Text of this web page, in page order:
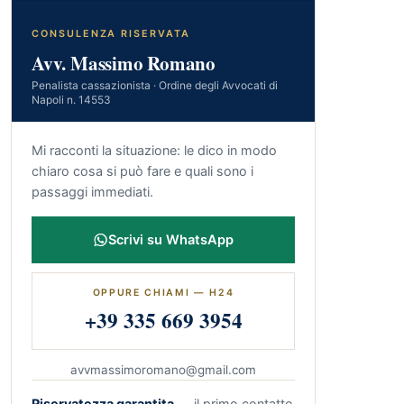
CONSULENZA RISERVATA
Avv. Massimo Romano
Penalista cassazionista · Ordine degli Avvocati di
Napoli n. 14553
Mi racconti la situazione: le dico in modo
chiaro cosa si può fare e quali sono i
passaggi immediati.
Scrivi su WhatsApp
OPPURE CHIAMI — H24
+39 335 669 3954
avvmassimoromano@gmail.com